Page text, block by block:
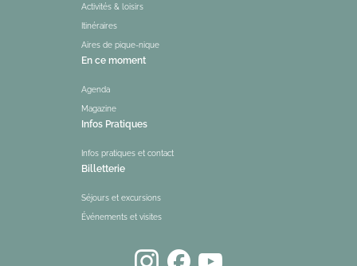
Activités & loisirs
Itinéraires
Aires de pique-nique
En ce moment
Agenda
Magazine
Infos Pratiques
Infos pratiques et contact
Billetterie
Séjours et excursions
Événements et visites